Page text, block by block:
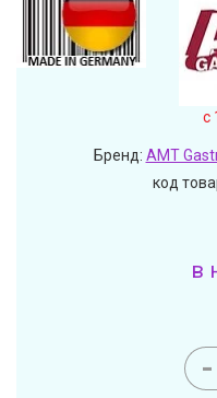
c
Бренд: AMT
код
в
-